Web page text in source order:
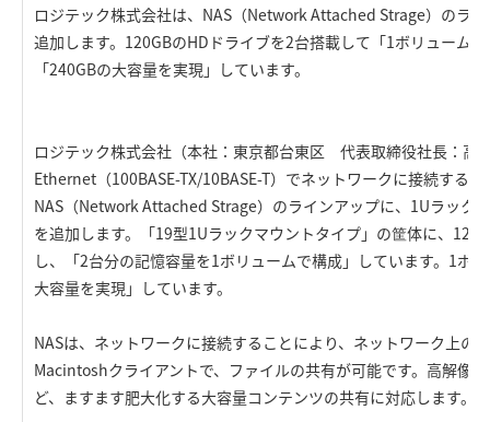
ロジテック株式会社は、NAS（Network Attached Strage）のラ
追加します。120GBのHDドライブを2台搭載して「1ボリューム
「240GBの大容量を実現」しています。
ロジテック株式会社（本社：東京都台東区 代表取締役社長：高
Ethernet（100BASE-TX/10BASE-T）でネットワークに接続する
NAS（Network Attached Strage）のラインアップに、1Uラック
を追加します。「19型1Uラックマウントタイプ」の筐体に、
し、「2台分の記憶容量を1ボリュームで構成」しています。1ボ
大容量を実現」しています。
NASは、ネットワークに接続することにより、ネットワーク上の
Macintoshクライアントで、ファイルの共有が可能です。高解像
ど、ますます肥大化する大容量コンテンツの共有に対応します。